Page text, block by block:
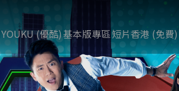
YOUKU (優酷)基本版專區短片香港 (免費)